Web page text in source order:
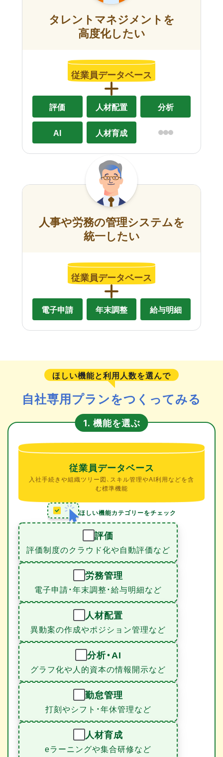
タレントマネジメントを
高度化したい
従業員データベース
評価 人材配置 分析
AI 人材育成
人事や労務の管理システムを
統一したい
従業員データベース
電子申請 年末調整 給与明細
ほしい機能と利用人数を選んで
自社専用プランをつくってみる
1. 機能を選ぶ
従業員データベース
入社手続きや組織ツリー図、スキル管理やAI利用などを含
む標準機能
ほしい機能カテゴリーをチェック
評価
評価制度のクラウド化や自動評価など
労務管理
電子申請・年末調整・給与明細など
人材配置
異動案の作成やポジション管理など
分析・AI
グラフ化や人的資本の情報開示など
勤怠管理
打刻やシフト・年休管理など
人材育成
eラーニングや集合研修など